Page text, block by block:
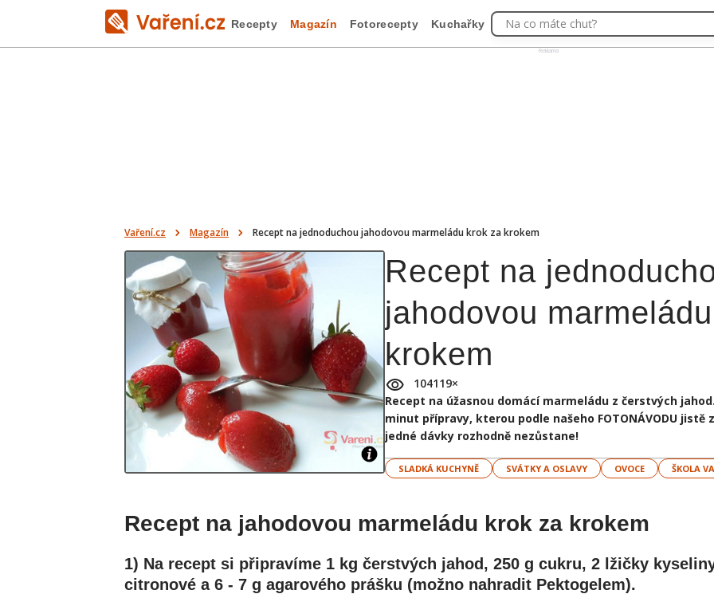
Reklama
Recepty Magazín Fotorecepty Kuchařky Na co máte chuť?
Vaření.cz Magazín Recept na jednoduchou jahodovou marmeládu krok za krokem
Recept na
jahodovou
krokem
104119×
Recept na úžasnou domácí marmeládu z čerstvých
minut přípravy, kterou podle našeho FOTONÁVODU jistě
jedné dávky rozhodně nezůstane!
SLADKÁ KUCHYNĚ SVÁTKY A OSLAVY OVOCE ŠKOLA
Recept na jahodovou marmeládu krok za krokem
1) Na recept si připravíme 1 kg čerstvých jahod, 250 g cukru, 2 lžičky
citronové a 6 - 7 g agarového prášku (možno nahradit Pektogelem).